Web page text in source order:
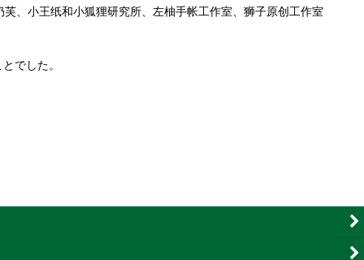
、小王纸和小狐狸研究所、左柚手帐工作室、狮子原创工作室
でした。